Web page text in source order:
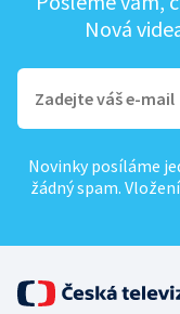
Nová
Novinky posíláme
žádný spam.